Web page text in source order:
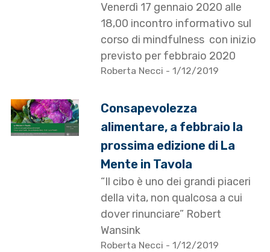
Venerdì 17 gennaio 2020 alle
18,00 incontro informativo sul
corso di mindfulness con inizio
previsto per febbraio 2020
Roberta Necci - 1/12/2019
Consapevolezza
alimentare, a febbraio la
prossima edizione di La
Mente in Tavola
“Il cibo è uno dei grandi piaceri
della vita, non qualcosa a cui
dover rinunciare” Robert
Wansink
Roberta Necci - 1/12/2019